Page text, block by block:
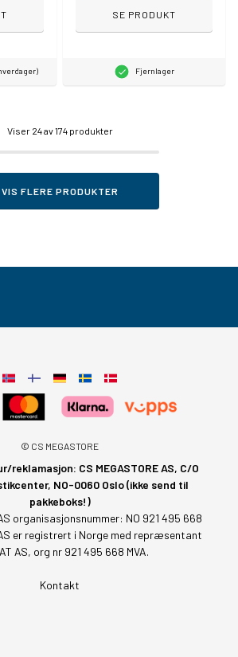
SE PRODUKT
Fjernlager
Viser 24av 174 produkter
VIS FLERE PRODUKTER
© CS MEGASTORE
reklamasjon: CS MEGASTORE AS, C/O
NO-0060 Oslo (ikke send til
pakkeboks!)
organisasjonsnummer: NO 921 495 668
AS er registrert i Norge med repræsentant
AS, org nr 921 495 668 MVA.
Kontakt